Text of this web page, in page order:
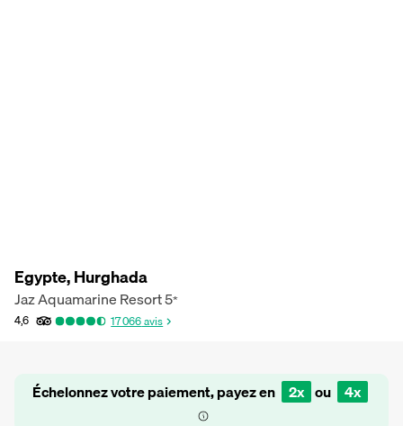
Egypte, Hurghada
Jaz Aquamarine Resort5*
4,6 17 066avis
Échelonnez votre paiement, payez en 2x ou 4x